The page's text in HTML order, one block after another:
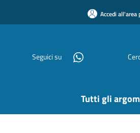
Accedi all'area
Seguici su
Tutti gli